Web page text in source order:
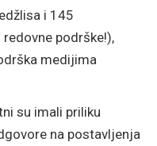
i 145
podrške!),
medijima
su imali priliku
na postavljenja